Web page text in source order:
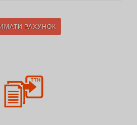
РАХУНОК